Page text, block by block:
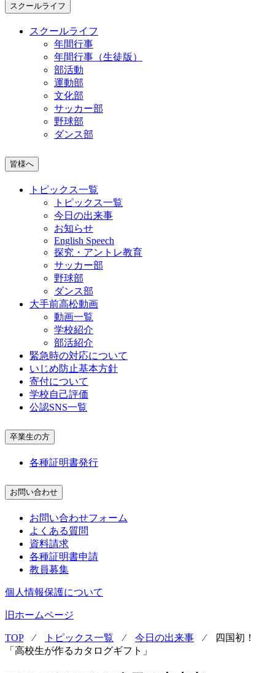
スクールライフ
スクールライフ
年間行事
年間行事（生徒版）
部活動
運動部
文化部
サッカー部
野球部
ダンス部
皆様へ
トピックス一覧
トピックス一覧
今日の出来事
お知らせ
English Speech
探究・アントレ教育
サッカー部
野球部
ダンス部
大手前高松動画
動画一覧
学校紹介
部活紹介
緊急時の対応について
いじめ防止基本方針
寄付について
学校自己評価
公認SNS一覧
卒業生の方
各種証明書発行
お問い合わせ
お問い合わせフォーム
よくある質問
資料請求
各種証明書申請
教員募集
個人情報保護について
旧ホームページ
TOP⁄ トピックス一覧 ⁄ 今日の出来事 ⁄
四国初！
「高校生が作るカタログギフト」